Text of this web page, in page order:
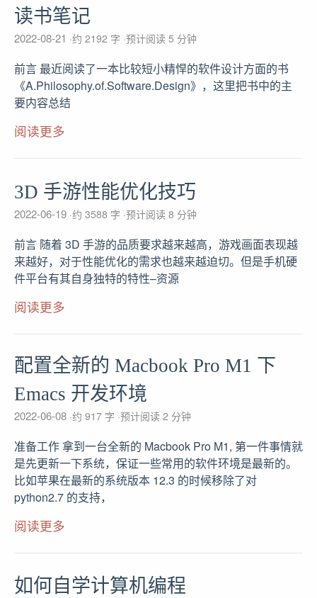
读书笔记
2022-08-21 约 2192 字 预计阅读 5 分钟
前言 最近阅读了一本比较短小精悍的软件设计方面的书
《A.Philosophy.of.Software.Design》，这里把书中的主
要内容总结
阅读更多
3D 手游性能优化技巧
2022-06-19 约 3588 字 预计阅读 8 分钟
前言 随着 3D 手游的品质要求越来越高，游戏画面表现越
来越好，对于性能优化的需求也越来越迫切。但是手机硬
件平台有其自身独特的特性–资源
阅读更多
配置全新的 Macbook Pro M1 下
Emacs 开发环境
2022-06-08 约 917 字 预计阅读 2 分钟
准备工作 拿到一台全新的 Macbook Pro M1, 第一件事情就
是先更新一下系统，保证一些常用的软件环境是最新的。
比如苹果在最新的系统版本 12.3 的时候移除了对
python2.7 的支持，
阅读更多
如何自学计算机编程